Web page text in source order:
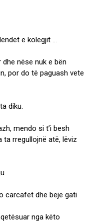
e kolegjit …
nëse nuk e bën
por do të paguash vete
diku.
mendo si t’i besh
ta rregullojnë atë, lëviz
carcafet dhe beje gati
nga këto